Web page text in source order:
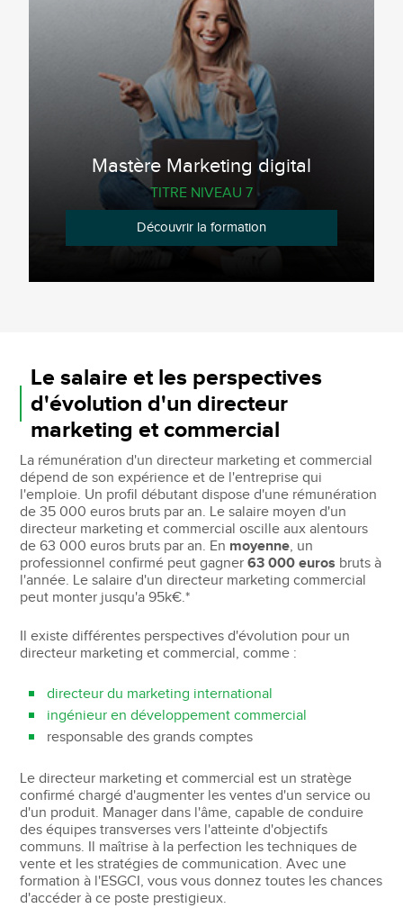
Mastère Marketing digital
TITRE NIVEAU 7
Découvrir la formation
Le salaire et les perspectives
d'évolution d'un directeur
marketing et commercial
La rémunération d'un directeur marketing et commercial
dépend de son expérience et de l'entreprise qui
l'emploie. Un profil débutant dispose d'une rémunération
de 35 000 euros bruts par an. Le salaire moyen d'un
directeur marketing et commercial oscille aux alentours
de 63 000 euros bruts par an. En moyenne, un
professionnel confirmé peut gagner63 000 euros bruts à
l'année. Le salaire d'un directeur marketing commercial
peut monter jusqu'a 95k€.*
Il existe différentes perspectives d'évolution pour un
directeur marketing et commercial, comme :
directeur du marketing international
ingénieur en développement commercial
responsable des grands comptes
Le directeur marketing et commercial est un stratège
confirmé chargé d'augmenter les ventes d'un service ou
d'un produit. Manager dans l'âme, capable de conduire
des équipes transverses vers l'atteinte d'objectifs
communs. Il maîtrise à la perfection les techniques de
vente et les stratégies de communication. Avec une
formation à l'ESGCI, vous vous donnez toutes les chances
d'accéder à ce poste prestigieux.